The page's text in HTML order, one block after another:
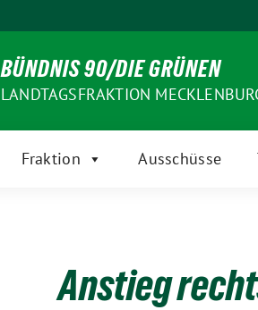
BÜNDNIS 90/DIE GRÜNEN
LANDTAGSFRAKTION
Fraktion Ausschüsse
Anstieg